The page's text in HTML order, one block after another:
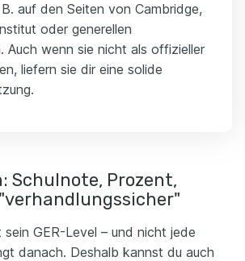
auf den Seiten von Cambridge,
oder generellen
Auch wenn sie nicht als offizieller
liefern sie dir eine solide
Schulnote, Prozent,
GER-Level – und nicht jede
danach. Deshalb kannst du auch